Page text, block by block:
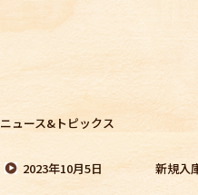
ニュース&トピックス
2023年10月5日 新規入